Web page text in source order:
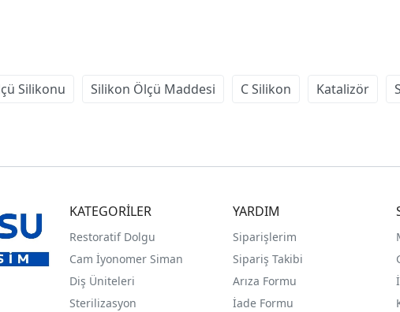
Silikonu Silikon Ölçü Maddesi C Silikon Katalizör
KATEGORİLER
Restoratif Dolgu
Cam İyonomer Siman
Diş Üniteleri
Sterilizasyon
YARDIM
Siparişlerim
Sipariş Takibi
Arıza Formu
İade Formu